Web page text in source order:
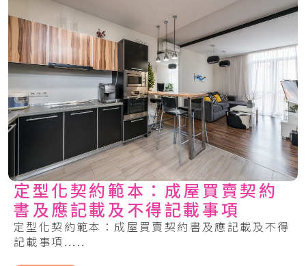
定型化契約範本：成屋買賣契約
書及應記載及不得記載事項
定型化契約範本：成屋買賣契約書及應記載及不得
記載事項.....